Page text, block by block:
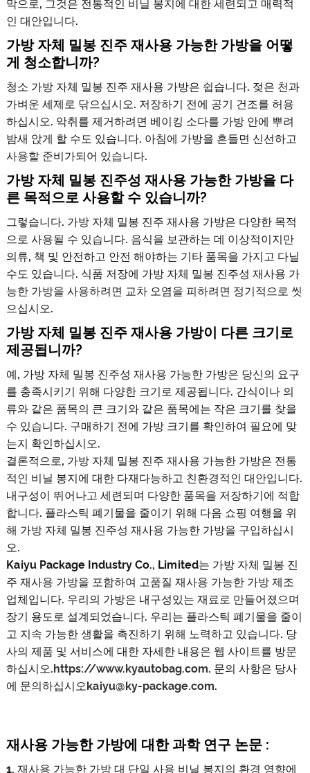
막으로, 그것은 전통적인 비닐 봉지에 대한 세련되고 매력적
인 대안입니다.
가방 자체 밀봉 진주 재사용 가능한 가방을 어떻
게 청소합니까?
청소 가방 자체 밀봉 진주 재사용 가방은 쉽습니다. 젖은 천과
가벼운 세제로 닦으십시오. 저장하기 전에 공기 건조를 허용
하십시오. 악취를 제거하려면 베이킹 소다를 가방 안에 뿌려
밤새 앉게 할 수도 있습니다. 아침에 가방을 흔들면 신선하고
사용할 준비가되어 있습니다.
가방 자체 밀봉 진주성 재사용 가능한 가방을 다
른 목적으로 사용할 수 있습니까?
그렇습니다. 가방 자체 밀봉 진주 재사용 가방은 다양한 목적
으로 사용될 수 있습니다. 음식을 보관하는 데 이상적이지만
의류, 책 및 안전하고 안전 해야하는 기타 품목을 가지고 다닐
수도 있습니다. 식품 저장에 가방 자체 밀봉 진주성 재사용 가
능한 가방을 사용하려면 교차 오염을 피하려면 정기적으로 씻
으십시오.
가방 자체 밀봉 진주 재사용 가방이 다른 크기로
제공됩니까?
예, 가방 자체 밀봉 진주성 재사용 가능한 가방은 당신의 요구
를 충족시키기 위해 다양한 크기로 제공됩니다. 간식이나 의
류와 같은 품목의 큰 크기와 같은 품목에는 작은 크기를 찾을
수 있습니다. 구매하기 전에 가방 크기를 확인하여 필요에 맞
는지 확인하십시오.
결론적으로, 가방 자체 밀봉 진주 재사용 가능한 가방은 전통
적인 비닐 봉지에 대한 다재다능하고 친환경적인 대안입니다.
내구성이 뛰어나고 세련되며 다양한 품목을 저장하기에 적합
합니다. 플라스틱 폐기물을 줄이기 위해 다음 쇼핑 여행을 위
해 가방 자체 밀봉 진주성 재사용 가능한 가방을 구입하십시
오.
Kaiyu Package Industry Co., Limited는 가방 자체 밀봉 진
주 재사용 가방을 포함하여 고품질 재사용 가능한 가방 제조
업체입니다. 우리의 가방은 내구성있는 재료로 만들어졌으며
장기 용도로 설계되었습니다. 우리는 플라스틱 폐기물을 줄이
고 지속 가능한 생활을 촉진하기 위해 노력하고 있습니다. 당
사의 제품 및 서비스에 대한 자세한 내용은 웹 사이트를 방문
하십시오.https://www.kyautobag.com. 문의 사항은 당사
에 문의하십시오kaiyu@ky-package.com.
재사용 가능한 가방에 대한 과학 연구 논문 :
1. 재사용 가능한 가방 대 단일 사용 비닐 봉지의 환경 영향에